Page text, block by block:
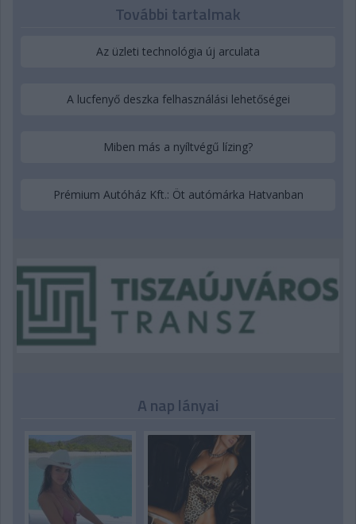
További tartalmak
Az üzleti technológia új arculata
A lucfenyő deszka felhasználási lehetőségei
Miben más a nyíltvégű lízing?
Prémium Autóház Kft.: Öt autómárka Hatvanban
A nap lányai